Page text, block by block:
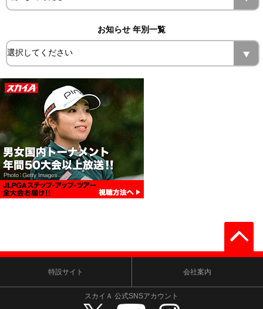
お知らせ 年別一覧
特設サイト 会社案内
スカイＡ 公式SNSアカウント